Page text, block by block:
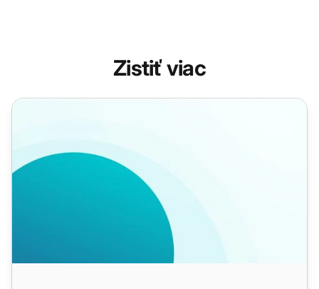
Zistiť viac
Call Center: Zatvorenie/Pozastavenie šablón kontaktov